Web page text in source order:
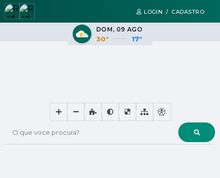
LOGIN / CADASTRO
O que voce procura?
DOM 09 AGO
30° 17°